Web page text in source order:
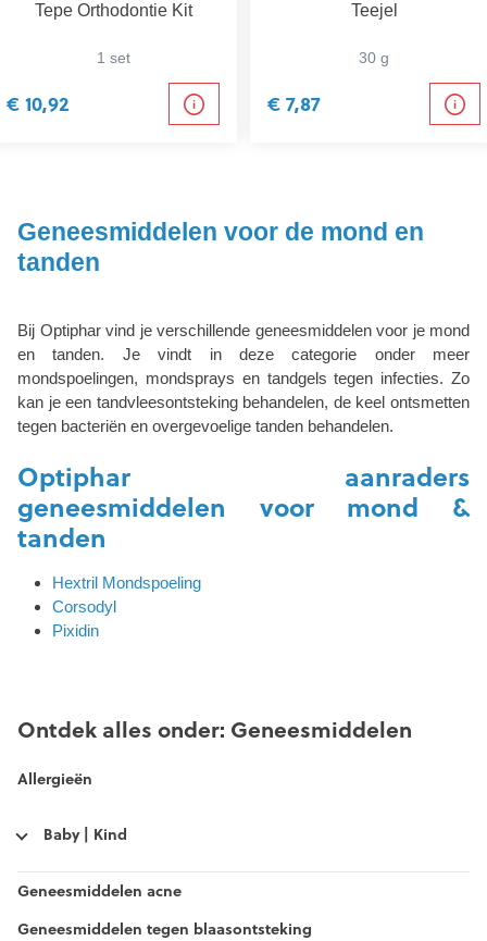
Tepe Orthodontie Kit
1 set
€ 10,92
Teejel
30 g
€ 7,87
Geneesmiddelen voor de mond en
tanden
Bij Optiphar vind je verschillende geneesmiddelen voor je mond
en tanden. Je vindt in deze categorie onder meer
mondspoelingen, mondsprays en tandgels tegen infecties. Zo
kan je een tandvleesontsteking behandelen, de keel ontsmetten
tegen bacteriën en overgevoelige tanden behandelen.
Optiphar aanraders
geneesmiddelen voor mond &
tanden
Hextril Mondspoeling
Corsodyl
Pixidin
Ontdek alles onder: Geneesmiddelen
Allergieën
Baby | Kind
Geneesmiddelen acne
Geneesmiddelen tegen blaasontsteking